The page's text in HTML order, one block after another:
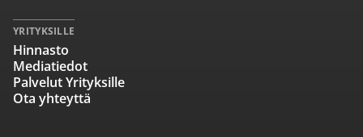
YRITYKSILLE
Hinnasto
Mediatiedot
Palvelut Yrityksille
Ota yhteyttä